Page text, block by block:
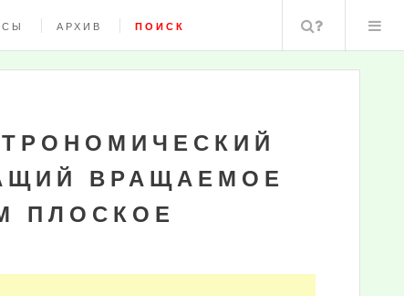
АРХИВ ПОИСК Поиск
ВРАЩАЕМОЕ
ПЛОСКОЕ